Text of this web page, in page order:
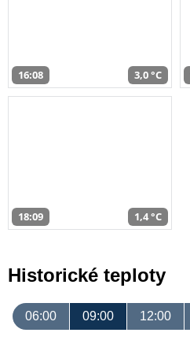
16:08 3,0 °C
18:09 1,4 °C
Historické teploty
06:00 09:00 12:00